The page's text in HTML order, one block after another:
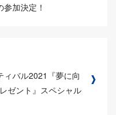
加決定！
バル2021『夢に向
ゼント』スペシャル